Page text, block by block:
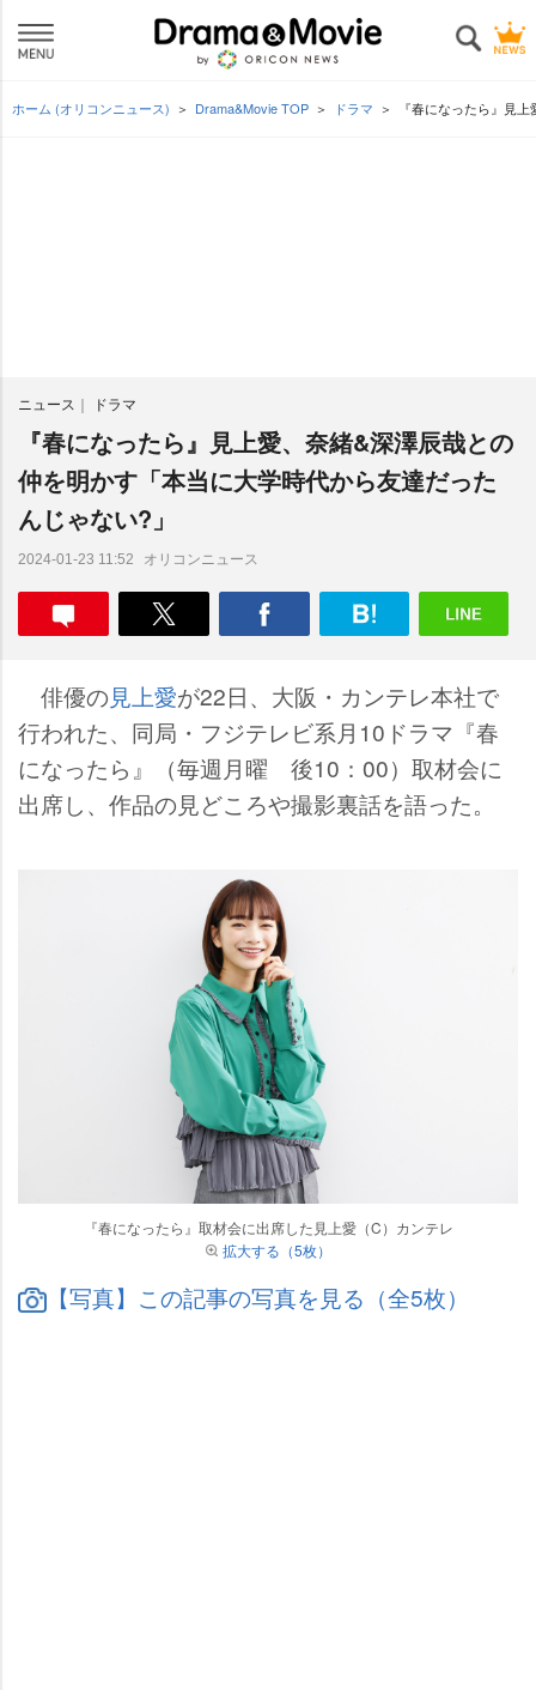
ホーム (オリコンニュース) Drama&Movie TOP ドラマ 『春になったら』見
ニュース ドラマ
『春になったら』見上愛、奈緒&深澤辰哉との
仲を明かす「本当に大学時代から友達だった
んじゃない?」
2024-01-23 11:52 オリコンニュース
俳優の見上愛が22日、大阪・カンテレ本社で
行われた、同局・フジテレビ系月10ドラマ『春
になったら』（毎週月曜 後10：00）取材会に
出席し、作品の見どころや撮影裏話を語った。
『春になったら』取材会に出席した見上愛（C）カンテレ
拡大する（5枚）
【写真】この記事の写真を見る（全5枚）